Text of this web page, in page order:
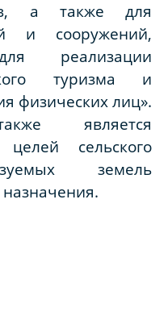
а также для
и сооружений,
реализации
туризма и
физических лиц».
является
сельского
земель
назначения.